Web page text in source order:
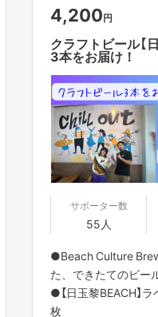
4,200円
クラフトビール【
3本をお届け！
サポーター数
55人
●Beach Culture
た、できたてのビー
●【日玉黎BEACH】
枚